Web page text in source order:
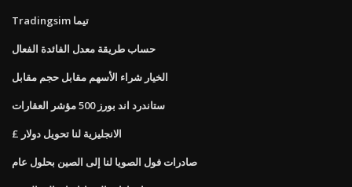
Tradingsim تيما
حساب طريقة معدل الفائدة الفعال
الخيار شراء الأسهم مقابل حجم مقابل
ستاندرد اند بورز 500 مؤشر العقارات
£ الانجليزية لنا تحويل دولار
صادرات فول الصويا لنا إلى الصين بحلول عام